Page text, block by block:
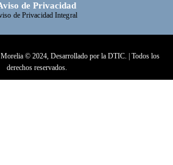
de Privacidad
de Privacidad Integral
© 2024, Desarrollado por la DTIC. | Todos los
derechos reservados.